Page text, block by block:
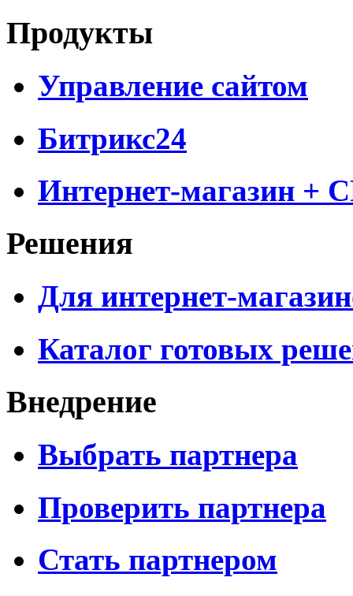
Продукты
Управление сайтом
Битрикс24
Интернет-магазин +
Решения
Для интернет-
Каталог готовых
Внедрение
Выбрать партнера
Проверить партнера
Стать партнером